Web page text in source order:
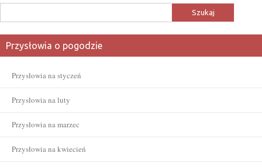
Przysłowia o pogodzie
Przysłowia na styczeń
Przysłowia na luty
Przysłowia na marzec
Przysłowia na kwiecień